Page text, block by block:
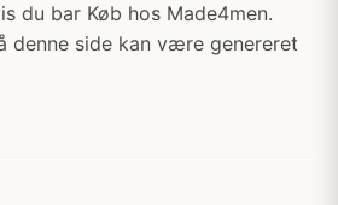
du bar Køb hos Made4men.
denne side kan være genereret